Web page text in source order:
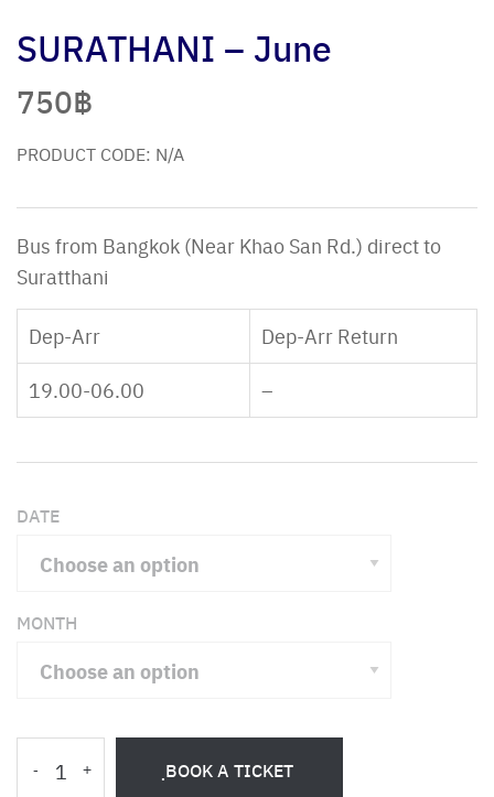
SURATHANI – June
750฿
PRODUCT CODE: N/A
Bus from Bangkok (Near Khao San Rd.) direct to
Suratthani
Dep-Arr
Dep-Arr Return
19.00-06.00
–
DATE
MONTH
- + ฺBOOK A TICKET